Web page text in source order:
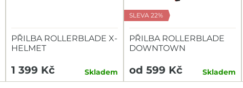
PŘILBA ROLLERBLADE X-
HELMET
1 399 Kč Skladem
SLEVA 22%
PŘILBA ROLLERBLADE
DOWNTOWN
od 599 Kč Skladem